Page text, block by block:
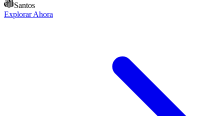
Santos
Explorar Ahora